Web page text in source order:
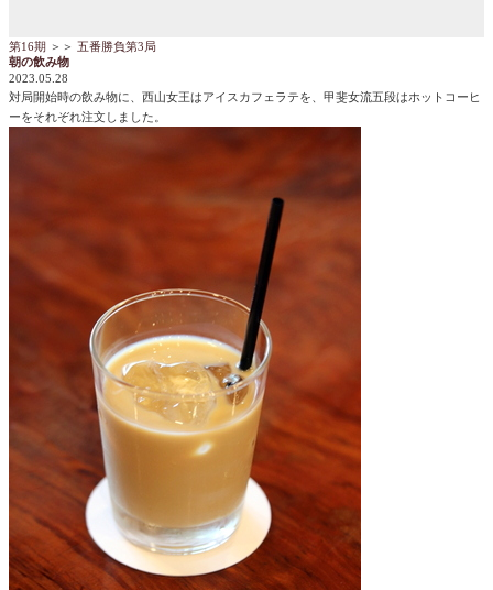
第16期 ＞＞ 五番勝負第3局
朝の飲み物
2023.05.28
対局開始時の飲み物に、西山女王はアイスカフェラテを、甲斐女流五段はホットコーヒ
ーをそれぞれ注文しました。